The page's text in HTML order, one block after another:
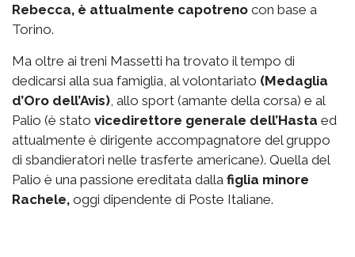
Rebecca, è attualmente capotreno con base a
Torino.
Ma oltre ai treni Massetti ha trovato il tempo di
dedicarsi alla sua famiglia, al volontariato (Medaglia
d’Oro dell’Avis) , allo sport (amante della corsa) e al
Palio (è stato vicedirettore generale dell’Hasta ed
attualmente è dirigente accompagnatore del gruppo
di sbandieratori nelle trasferte americane). Quella del
Palio è una passione ereditata dalla figlia minore
Rachele, oggi dipendente di Poste Italiane.